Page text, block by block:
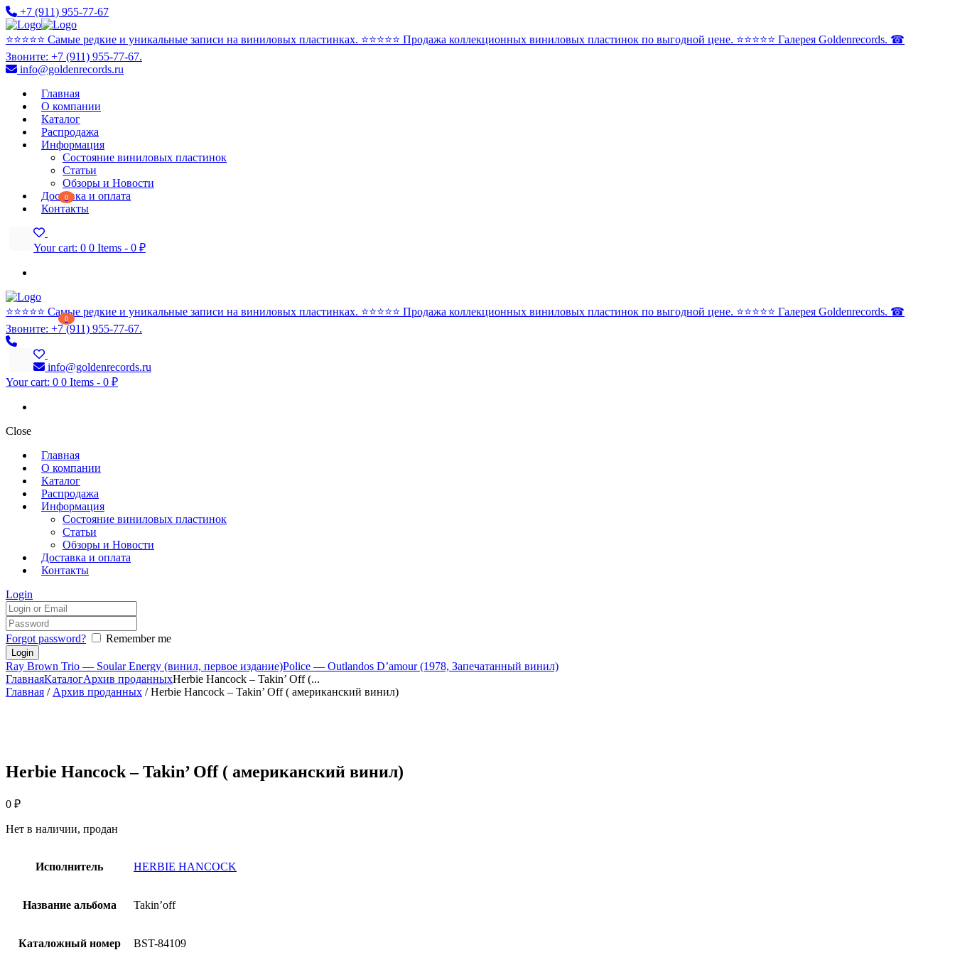
+7 (911) 955-77-67
⭐️⭐️⭐️⭐️⭐️ Самые редкие и уникальные записи на виниловых пластинках. ⭐️⭐️⭐️⭐️⭐️ Продажа коллекционных виниловых пластинок по выгодной цене. ⭐️⭐️⭐️⭐️⭐️ Галерея Goldenrecords. ☎
Звоните: +7 (911) 955-77-67.
info@goldenrecords.ru
Главная
О компании
Каталог
Распродажа
Информация
Состояние виниловых пластинок
Статьи
Обзоры и Новости
Доставка и оплата
Контакты
0
Your cart: 0 0 Items - 0 ₽
⭐️⭐️⭐️⭐️⭐️ Самые редкие и уникальные записи на виниловых пластинках. ⭐️⭐️⭐️⭐️⭐️ Продажа коллекционных виниловых пластинок по выгодной цене. ⭐️⭐️⭐️⭐️⭐️ Галерея Goldenrecords. ☎
Звоните: +7 (911) 955-77-67.
0
info@goldenrecords.ru
Your cart: 0 0 Items - 0 ₽
Close
Главная
О компании
Каталог
Распродажа
Информация
Состояние виниловых пластинок
Статьи
Обзоры и Новости
Доставка и оплата
Контакты
Login
Forgot password? Remember me
Ray Brown Trio — Soular Energy (винил, первое издание)Police — Outlandos D’amour (1978, Запечатанный винил)
ГлавнаяКаталогАрхив проданныхHerbie Hancock – Takin’ Off (...
Главная / Архив проданных / Herbie Hancock – Takin’ Off ( американский винил)
Herbie Hancock – Takin’ Off ( американский винил)
0 ₽
Нет в наличии, продан
Исполнитель HERBIE HANCOCK
Название альбома Takin’off
Каталожный номер BST-84109